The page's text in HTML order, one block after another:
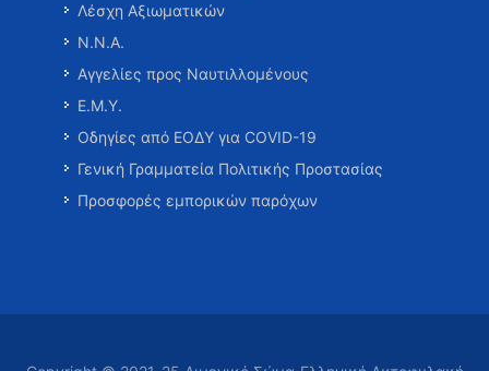
Λέσχη Αξιωματικών
Ν.Ν.Α.
Αγγελίες προς Ναυτιλλομένους
Ε.Μ.Υ.
Οδηγίες από ΕΟΔΥ για COVID-19
Γενική Γραμματεία Πολιτικής Προστασίας
Προσφορές εμπορικών παρόχων